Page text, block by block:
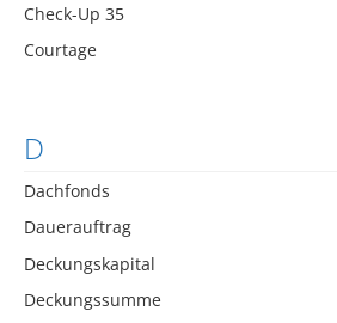
Check-Up 35
Courtage
D
Dachfonds
Dauerauftrag
Deckungskapital
Deckungssumme